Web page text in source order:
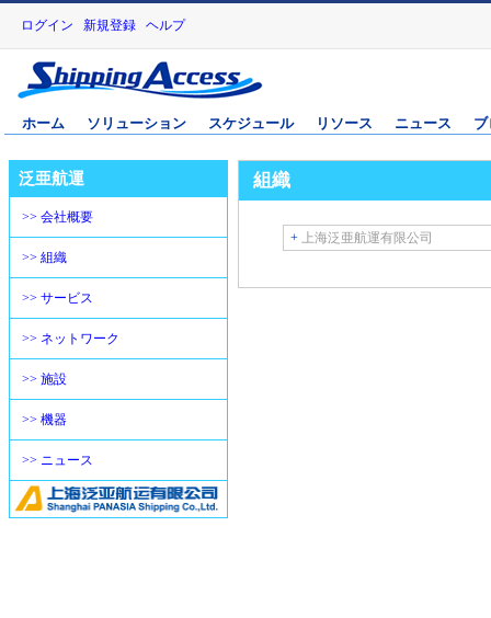
ログイン 新規登録 ヘルプ
ホーム ソリューション スケジュール リソース ニュース ブ
泛亜航運
>> 会社概要
>> 組織
>> サービス
>> ネットワーク
>> 施設
>> 機器
>> ニュース
組織
+ 上海泛亜航運有限公司